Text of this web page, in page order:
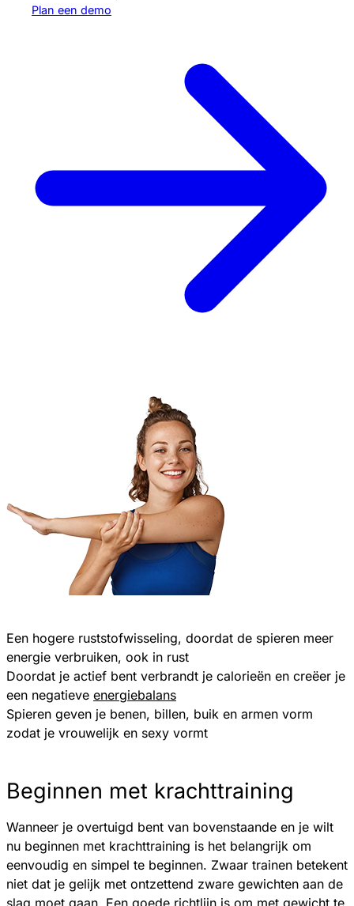
Plan een demo
Een hogere ruststofwisseling, doordat de spieren meer
energie verbruiken, ook in rust
Doordat je actief bent verbrandt je calorieën en creëer je
een negatieve energiebalans
Spieren geven je benen, billen, buik en armen vorm
zodat je vrouwelijk en sexy vormt
Beginnen met krachttraining
Wanneer je overtuigd bent van bovenstaande en je wilt
nu beginnen met krachttraining is het belangrijk om
eenvoudig en simpel te beginnen. Zwaar trainen betekent
niet dat je gelijk met ontzettend zware gewichten aan de
slag moet gaan. Een goede richtlijn is om met gewicht te